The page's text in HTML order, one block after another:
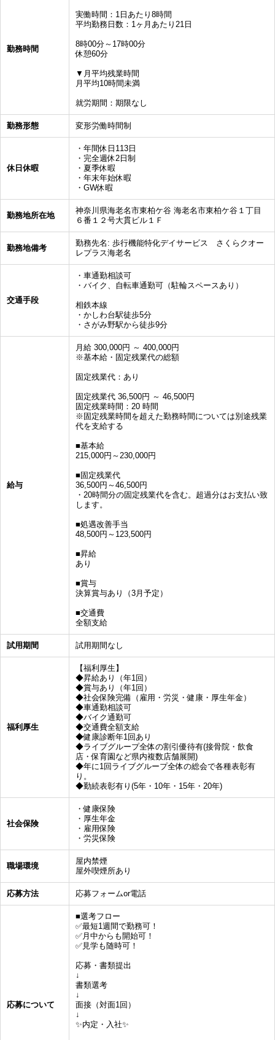
勤務時間
実働時間：1日あたり8時間
平均勤務日数：1ヶ月あたり21日
8時00分～17時00分
休憩60分
▼月平均残業時間
月平均10時間未満
就労期間：期限なし
勤務形態 変形労働時間制
休日休暇
・年間休日113日
・完全週休2日制
・夏季休暇
・年末年始休暇
・GW休暇
勤務地所在地
神奈川県海老名市東柏ケ谷 海老名市東柏ケ谷１丁目
６番１２号大貫ビル１Ｆ
勤務地備考
勤務先名: 歩行機能特化デイサービス さくらクオー
レプラス海老名
交通手段
・車通勤相談可
・バイク、自転車通勤可（駐輪スペースあり）
相鉄本線
・かしわ台駅徒歩5分
・さがみ野駅から徒歩9分
給与
月給 300,000円 ～ 400,000円
※基本給・固定残業代の総額
固定残業代：あり
固定残業代 36,500円 ～ 46,500円
固定残業時間：20 時間
※固定残業時間を超えた勤務時間については別途残業
代を支給する
■基本給
215,000円～230,000円
■固定残業代
36,500円～46,500円
・20時間分の固定残業代を含む。超過分はお支払い致
します。
■処遇改善手当
48,500円～123,500円
■昇給
あり
■賞与
決算賞与あり（3月予定）
■交通費
全額支給
試用期間 試用期間なし
福利厚生
【福利厚生】
◆昇給あり（年1回）
◆賞与あり（年1回）
◆社会保険完備（雇用・労災・健康・厚生年金）
◆車通勤相談可
◆バイク通勤可
◆交通費全額支給
◆健康診断年1回あり
◆ライブグループ全体の割引優待有(接骨院・飲食
店・保育園など県内複数店舗展開)
◆年に1回ライブグループ全体の総会で各種表彰有
り。
◆勤続表彰有り(5年・10年・15年・20年)
社会保険
・健康保険
・厚生年金
・雇用保険
・労災保険
職場環境
屋内禁煙
屋外喫煙所あり
応募方法 応募フォームor電話
応募について
■選考フロー
✅最短1週間で勤務可！
✅月中からも開始可！
✅見学も随時可！
応募・書類提出
↓
書類選考
↓
面接（対面1回）
↓
✨内定・入社✨